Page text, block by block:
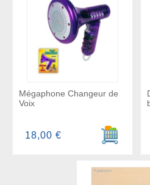
Mégaphone Changeur de
Voix
Ajouter au
18,00 €